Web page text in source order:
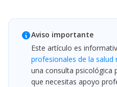
Aviso importante
Este artículo es
profesionales de la salud
una consulta psicológica
que necesitas apoyo